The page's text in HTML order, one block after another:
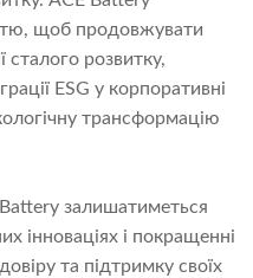
щоб продовжувати
сталого розвитку,
ESG у корпоративні
трансформацію
залишатиметься
інноваціях і покращенні
та підтримку своїх